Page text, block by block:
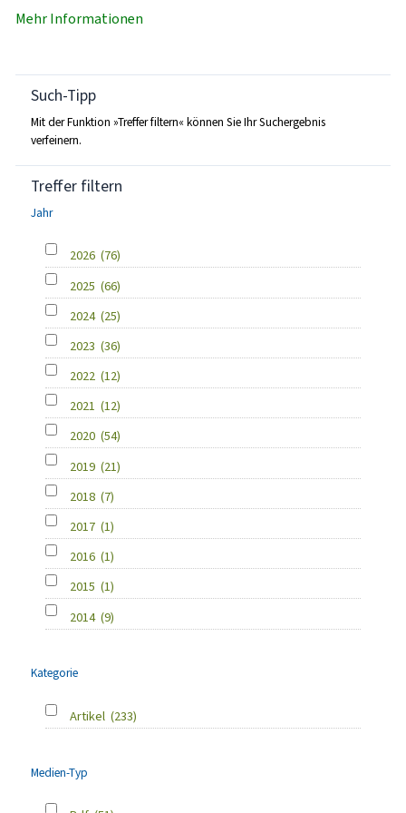
Mehr Informationen
Such-Tipp
Mit der Funktion »Treffer filtern« können Sie Ihr Suchergebnis
verfeinern.
Treffer filtern
Jahr
2026 (76)
2025 (66)
2024 (25)
2023 (36)
2022 (12)
2021 (12)
2020 (54)
2019 (21)
2018 (7)
2017 (1)
2016 (1)
2015 (1)
2014 (9)
Kategorie
Artikel (233)
Medien-Typ